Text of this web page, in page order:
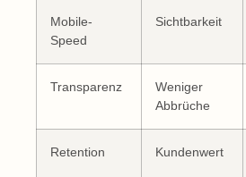
Mobile-
Speed
Sichtbarkeit
Transparenz
Weniger
Abbrüche
Retention Kundenwert